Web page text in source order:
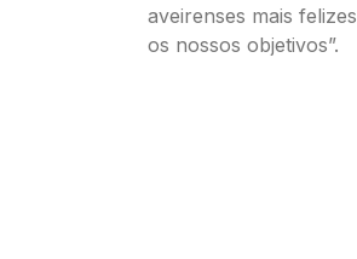
aveirenses mais
os nossos objetivos”.